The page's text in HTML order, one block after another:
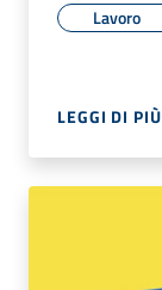
Lavoro
LEGGI DI PIÙ